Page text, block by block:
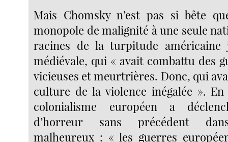
Mais Chomsky n’est pas si bête
monopole de malignité à une seule
racines de la turpitude américaine
médiévale, qui « avait combattu des
vicieuses et meurtrières. Donc, qui
culture de la violence inégalée ». En
colonialisme européen a
d’horreur sans précédent
malheureux : « les guerres